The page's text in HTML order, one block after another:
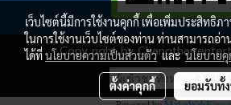
Copy right by Changthai-
ผู้เข้าชมทั้งหมด
เว็บไซต์นี้มีการใช้งานคุกกี้ เพื่อเพิ่มประสิทธิ
ในการใช้งานเว็บไซต์ของท่าน ท่านสามารถอ่า
ได้ที่นโยบายความเป็นส่วนตัวและนโยบายคุ
ตั้งค่าคุกกี้ ยอมรับทั้